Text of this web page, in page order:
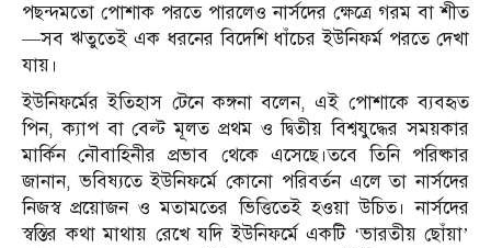
পছন্দমতো পোশাক পরতে পারলেও নার্সদের ক্ষেত্রে গরম বা শীত
—সব ঋতুতেই এক ধরনের বিদেশি ধাঁচের ইউনিফর্ম পরতে দেখা
যায়।
ইউনিফর্মের ইতিহাস টেনে কঙ্গনা বলেন, এই পোশাকে ব্যবহৃত
পিন, ক্যাপ বা বেল্ট মূলত প্রথম ও দ্বিতীয় বিশ্বযুদ্ধের সময়কার
মার্কিন নৌবাহিনীর প্রভাব থেকে এসেছে।তবে তিনি পরিষ্কার
জানান, ভবিষ্যতে ইউনিফর্মে কোনো পরিবর্তন এলে তা নার্সদের
নিজস্ব প্রয়োজন ও মতামতের ভিত্তিতেই হওয়া উচিত। নার্সদের
স্বস্তির কথা মাথায় রেখে যদি ইউনিফর্মে একটি ‘ভারতীয় ছোঁয়া’